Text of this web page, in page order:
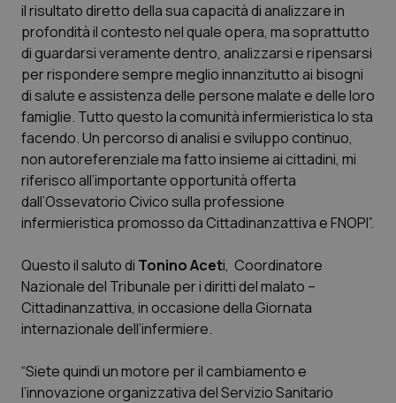
Studi e Analisi
Lettere al direttore
Edizioni Regionali
QS Pro
Professionisti Sanitari.AI
Basilicata
Calabria
Campania
Artrite & artrosi
Asma & BPCO
Car-T
QS Club Newsletter
il risultato diretto della sua capacità di analizzare in
profondità il contesto nel quale opera, ma soprattutto
di guardarsi veramente dentro, analizzarsi e ripensarsi
per rispondere sempre meglio innanzitutto ai bisogni
di salute e assistenza delle persone malate e delle loro
famiglie. Tutto questo la comunità infermieristica lo sta
facendo. Un percorso di analisi e sviluppo continuo,
non autoreferenziale ma fatto insieme ai cittadini, mi
riferisco all’importante opportunità offerta
dall’Ossevatorio Civico sulla professione
infermieristica promosso da Cittadinanzattiva e FNOPI”.
Questo il saluto di Tonino Aceti, Coordinatore
Nazionale del Tribunale per i diritti del malato –
Cittadinanzattiva, in occasione della Giornata
internazionale dell’infermiere.
“Siete quindi un motore per il cambiamento e
l’innovazione organizzativa del Servizio Sanitario